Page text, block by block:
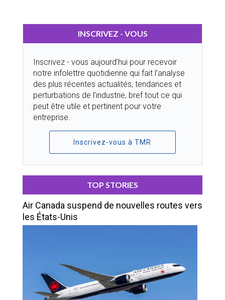
INSCRIVEZ - VOUS
Inscrivez - vous aujourd’hui pour recevoir
notre infolettre quotidienne qui fait l’analyse
des plus récentes actualités, tendances et
perturbations de l’industrie, bref tout ce qui
peut être utile et pertinent pour votre
entreprise.
Inscrivez-vous à TMR
TOP STORIES
Air Canada suspend de nouvelles routes vers
les États-Unis